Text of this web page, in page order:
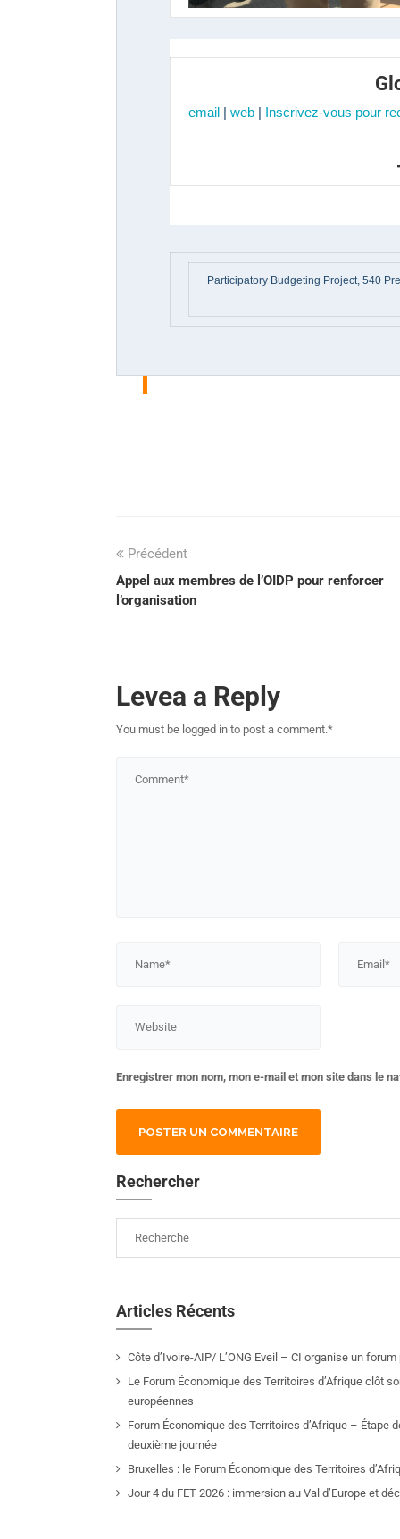
email | web | Inscrivez-vous pour
Participatory Budgeting Project, 540
Précédent
Appel aux membres de l’OIDP pour renforcer
l’organisation
Levea a Reply
You must be logged in to post a comment.*
Enregistrer mon nom, mon e-mail et mon site dans le
Rechercher
Articles Récents
Côte d’Ivoire-AIP/ L’ONG Eveil – CI organise un
Le Forum Économique des Territoires d’Afrique clôt
européennes
Forum Économique des Territoires d’Afrique –
deuxième journée
Bruxelles : le Forum Économique des Territoires
Jour 4 du FET 2026 : immersion au Val d’Europe et